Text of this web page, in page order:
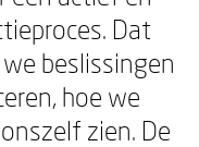
Dat
beslissingen
hoe we
zien. De